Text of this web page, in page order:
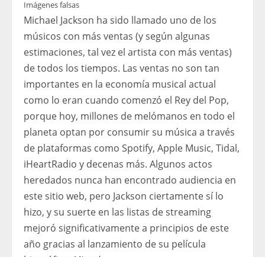
Imágenes falsas
Michael Jackson ha sido llamado uno de los
músicos con más ventas (y según algunas
estimaciones, tal vez el artista con más ventas)
de todos los tiempos. Las ventas no son tan
importantes en la economía musical actual
como lo eran cuando comenzó el Rey del Pop,
porque hoy, millones de melómanos en todo el
planeta optan por consumir su música a través
de plataformas como Spotify, Apple Music, Tidal,
iHeartRadio y decenas más. Algunos actos
heredados nunca han encontrado audiencia en
este sitio web, pero Jackson ciertamente sí lo
hizo, y su suerte en las listas de streaming
mejoró significativamente a principios de este
año gracias al lanzamiento de su película